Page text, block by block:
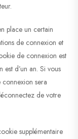
place un certain
de connexion et
de connexion est
est d’un an. Si vous
sera
de votre
supplémentaire